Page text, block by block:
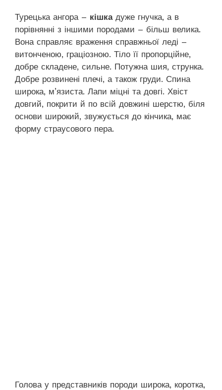
Турецька ангора – кішкадуже гнучка, а в
порівнянні з іншими породами – більш велика.
Вона справляє враження справжньої леді –
витонченою, граціозною. Тіло її пропорційне,
добре складене, сильне. Потужна шия, струнка.
Добре розвинені плечі, а також груди. Спина
широка, м’язиста. Лапи міцні та довгі. Хвіст
довгий, покрити й по всій довжині шерстю, біля
основи широкий, звужується до кінчика, має
форму страусового пера.
Голова у представників породи широка, коротка,